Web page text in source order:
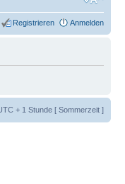
Registrieren Anmelden
+ 1 Stunde [ Sommerzeit ]